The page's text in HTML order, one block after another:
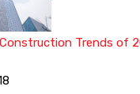
Trends of